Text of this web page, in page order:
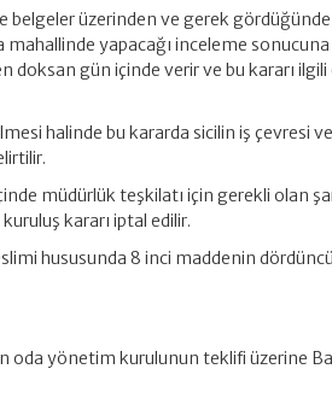
belgeler üzerinden ve gerek
mahallinde yapacağı inceleme
doksan gün içinde verir ve bu kararı
halinde bu kararda sicilin iş çevresi
müdürlük teşkilatı için gerekli olan
kararı iptal edilir.
hususunda 8 inci maddenin
oda yönetim kurulunun teklifi üzerine